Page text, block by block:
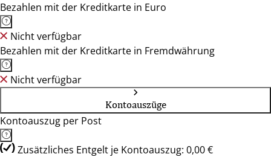
Bezahlen mit der Kreditkarte in Euro
Nicht verfügbar
Bezahlen mit der Kreditkarte in Fremdwährung
Nicht verfügbar
Kontoauszüge
Kontoauszug per Post
Zusätzliches Entgelt je Kontoauszug: 0,00 €